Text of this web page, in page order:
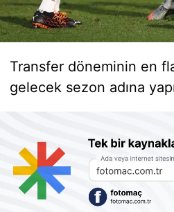
Transfer döneminin en
gelecek sezon adına